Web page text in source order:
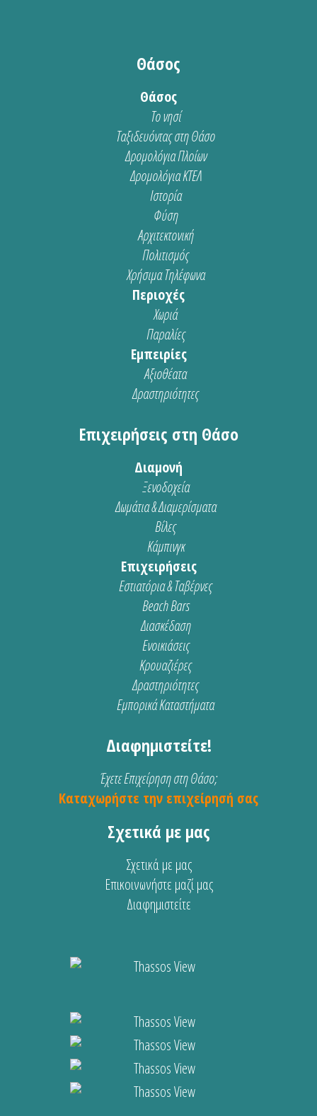
Θάσος
Θάσος
Το νησί
Ταξιδευόντας στη Θάσο
Δρομολόγια Πλοίων
Δρομολόγια ΚΤΕΛ
Ιστορία
Φύση
Αρχιτεκτονική
Πολιτισμός
Χρήσιμα Τηλέφωνα
Περιοχές
Χωριά
Παραλίες
Εμπειρίες
Αξιοθέατα
Δραστηριότητες
Επιχειρήσεις στη Θάσο
Διαμονή
Ξενοδοχεία
Δωμάτια & Διαμερίσματα
Βίλες
Κάμπινγκ
Επιχειρήσεις
Εστιατόρια & Ταβέρνες
Beach Bars
Διασκέδαση
Ενοικιάσεις
Κρουαζιέρες
Δραστηριότητες
Εμπορικά Καταστήματα
Διαφημιστείτε!
Έχετε Επιχείρηση στη Θάσο;
Καταχωρήστε την επιχείρησή σας
Σχετικά με μας
Σχετικά με μας
Επικοινωνήστε μαζί μας
Διαφημιστείτε